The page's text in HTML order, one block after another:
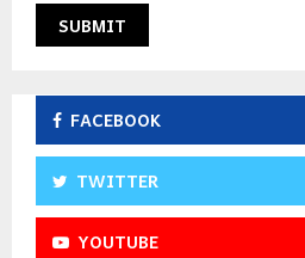
FACEBOOK
TWITTER
YOUTUBE